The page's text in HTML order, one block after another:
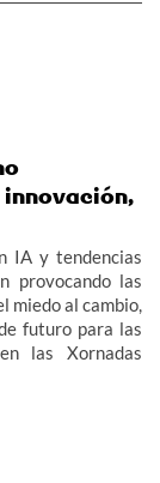
innovación,
IA y tendencias
provocando las
miedo al cambio,
futuro para las
las Xornadas